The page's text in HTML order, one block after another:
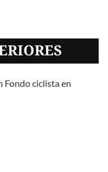
Fondo ciclista en